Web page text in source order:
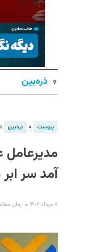
ذره‌بین
پیوست » ذره‌بین
مدیرعامل
آمد سر
۸ مرداد ۱۴۰۲ زمان مطالعه :